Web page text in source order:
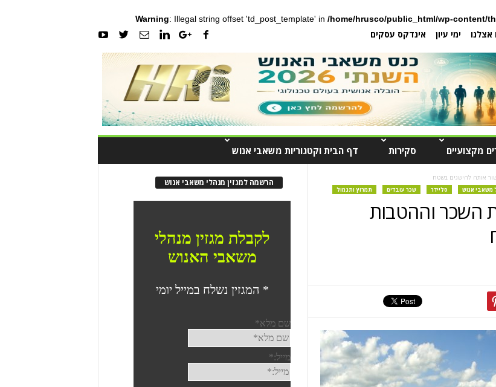
Warning: Illegal string offset 'td_post_template' in /home/hrusco/public_html/wp-content/
אצלנו ימי עיון אינדקס עסקים
מקצועיים סקירות דף הבית וקטגוריות משאבי אנוש
אותה להישגים בשטח
משאבי אנוש סליידר שכר עובדים תמרוץ ותגמול
השכר וההטבות
הרשמה למגזין מנהלי משאבי אנוש